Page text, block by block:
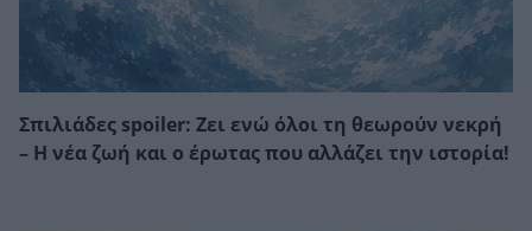
Σπιλιάδες spoiler: Ζει ενώ όλοι τη θεωρούν νεκρή
– Η νέα ζωή και ο έρωτας που αλλάζει την ιστορία!